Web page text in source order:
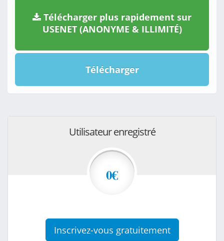
Télécharger plus rapidement sur
USENET (ANONYME & ILLIMITÉ)
Télécharger
Utilisateur enregistré
0€
Inscrivez-vous gratuitement